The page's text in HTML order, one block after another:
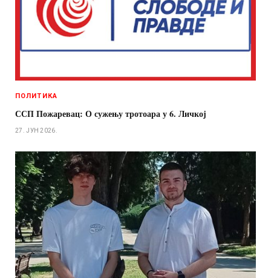
ПОЛИТИКА
ССП Пожаревац: О сужењу тротоара у 6. Личкој
27. ЈУН 2026.